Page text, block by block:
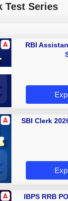
Test Series
RBI
SBI Clerk
IBPS RRB